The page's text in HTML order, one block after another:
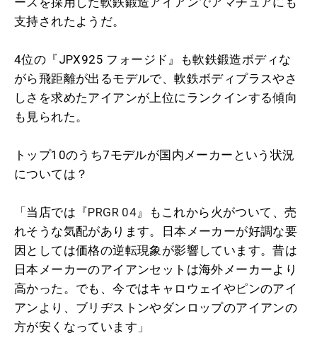
支持されたようだ。
4位の『JPX925 フォージド』も軟鉄鍛造ボディな
がら飛距離が出るモデルで、軟鉄ボディプラスやさ
しさを求めたアイアンが上位にランクインする傾向
も見られた。
トップ10のうち7モデルが国内メーカーという状況
については？
「当店では『PRGR 04』もこれから火がついて、売
れそうな気配があります。日本メーカーが好調な要
因としては価格の逆転現象が影響しています。昔は
日本メーカーのアイアンセットは海外メーカーより
高かった。でも、今ではキャロウェイやピンのアイ
アンより、ブリヂストンやダンロップのアイアンの
方が安くなっています」